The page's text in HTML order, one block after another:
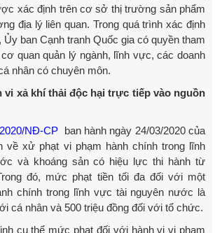
xác định trên cơ sở thị trường sản phẩm
địa lý liên quan. Trong quá trình xác định
ban Cạnh tranh Quốc gia có quyền tham
quan quản lý ngành, lĩnh vực, các doanh
nhân có chuyên môn.
vi xả khí thải độc hại trực tiếp vào nguồn
NĐ-CP ban hành ngày 24/03/2020 của
về xử phạt vi phạm hành chính trong lĩnh
và khoáng sản có hiệu lực thi hành từ
đó, mức phạt tiền tối đa đối với một
chính trong lĩnh vực tài nguyên nước là
cá nhân và 500 triệu đồng đối với tổ chức.
cụ thể mức phạt đối với hành vi vi phạm